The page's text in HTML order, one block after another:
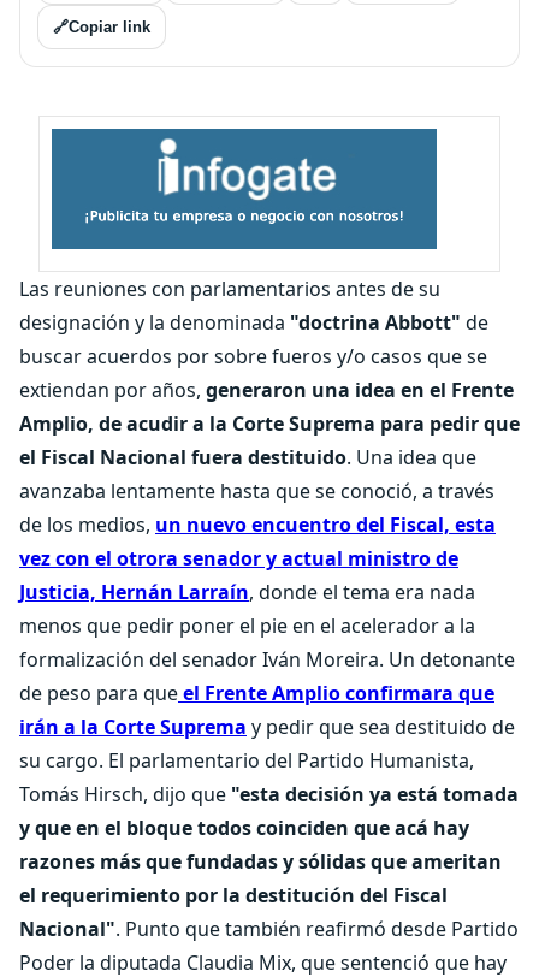
🔗Copiar link
Las reuniones con parlamentarios antes de su
designación y la denominada "doctrina Abbott" de
buscar acuerdos por sobre fueros y/o casos que se
extiendan por años, generaron una idea en el Frente
Amplio, de acudir a la Corte Suprema para pedir que
el Fiscal Nacional fuera destituido. Una idea que
avanzaba lentamente hasta que se conoció, a través
de los medios, un nuevo encuentro del Fiscal, esta
vez con el otrora senador y actual ministro de
Justicia, Hernán Larraín, donde el tema era nada
menos que pedir poner el pie en el acelerador a la
formalización del senador Iván Moreira. Un detonante
de peso para queel Frente Amplio confirmara que
irán a la Corte Suprema y pedir que sea destituido de
su cargo. El parlamentario del Partido Humanista,
Tomás Hirsch, dijo que "esta decisión ya está tomada
y que en el bloque todos coinciden que acá hay
razones más que fundadas y sólidas que ameritan
el requerimiento por la destitución del Fiscal
Nacional". Punto que también reafirmó desde Partido
Poder la diputada Claudia Mix, que sentenció que hay